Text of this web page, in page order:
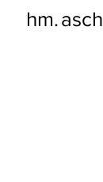
hm.asch